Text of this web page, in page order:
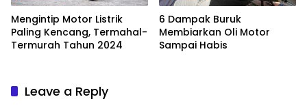
Mengintip Motor Listrik
Paling Kencang, Termahal-
Termurah Tahun 2024
6 Dampak Buruk
Membiarkan Oli Motor
Sampai Habis
Leave a Reply